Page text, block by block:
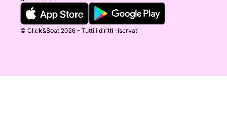
© Click&Boat 2026 - Tutti i diritti riservati